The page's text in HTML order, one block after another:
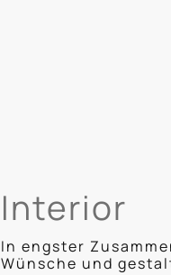
Interior
In engster
Wünsche und